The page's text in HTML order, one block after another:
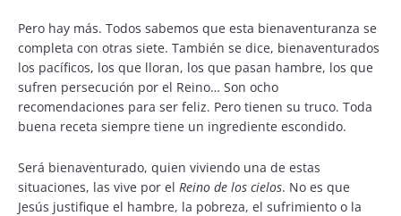
Pero hay más. Todos sabemos que esta bienaventuranza se
completa con otras siete. También se dice, bienaventurados
los pacíficos, los que lloran, los que pasan hambre, los que
sufren persecución por el Reino… Son ocho
recomendaciones para ser feliz. Pero tienen su truco. Toda
buena receta siempre tiene un ingrediente escondido.
Será bienaventurado, quien viviendo una de estas
situaciones, las vive por el Reino de los cielos. No es que
Jesús justifique el hambre, la pobreza, el sufrimiento o la